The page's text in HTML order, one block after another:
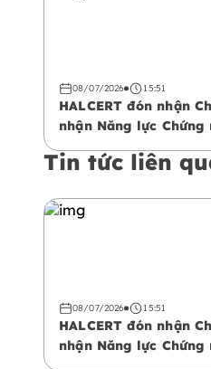
08/07/2026 15:51
HALCERT đón nhận
nhận Năng lực Chứng
(GAC)
Tin tức liên
08/07/2026 15:51
HALCERT đón nhận
nhận Năng lực Chứng